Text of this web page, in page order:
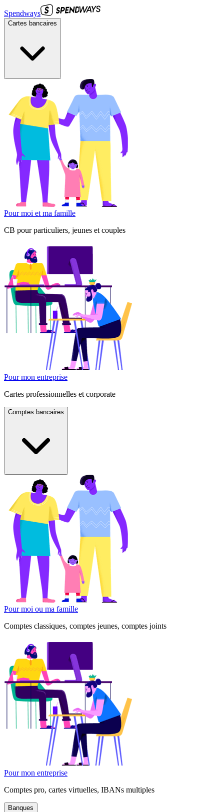
Spendways
Cartes bancaires
Pour moi et ma famille
CB pour particuliers, jeunes et couples
Pour mon entreprise
Cartes professionnelles et corporate
Comptes bancaires
Pour moi ou ma famille
Comptes classiques, comptes jeunes, comptes joints
Pour mon entreprise
Comptes pro, cartes virtuelles, IBANs multiples
Banques